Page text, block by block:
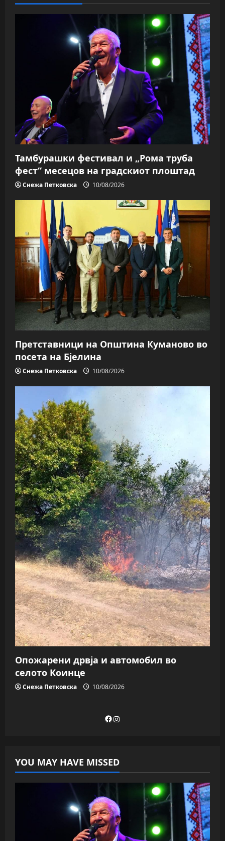
v
o
n
Тамбурашки фестивал и „Рома труба
фест“ месецов на градскиот плоштад
Снежа Петковска 10/08/2026
Претставници на Општина Куманово во
посета на Бјелина
Снежа Петковска 10/08/2026
Опожарени дрвја и автомобил во
селото Коинце
Снежа Петковска 10/08/2026
Facebook
Instagram
YOU MAY HAVE MISSED